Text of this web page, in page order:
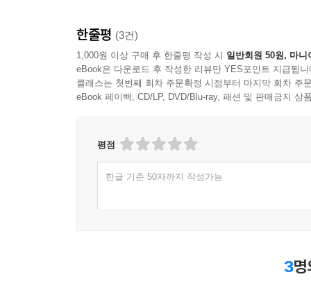
한줄평 (3건)
1,000원 이상 구매 후 한줄평 작성 시 일반회원 50원, 마니
eBook은 다운로드 후 작성한 리뷰만 YES포인트 지급됩니
클래스는 첫번째 회차 주문확정 시점부터 마지막 회차 주
eBook 페이백, CD/LP, DVD/Blu-ray, 패션 및 판매금지 상
평점
한글 기준 50자까지 작성가능
3